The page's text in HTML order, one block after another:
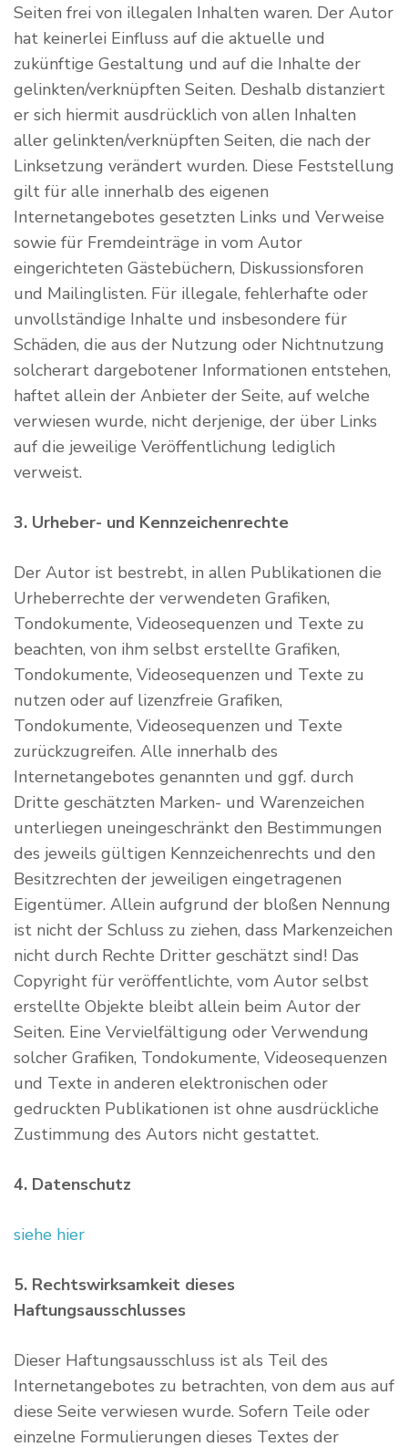
Seiten frei von illegalen Inhalten waren. Der Autor
hat keinerlei Einfluss auf die aktuelle und
zukünftige Gestaltung und auf die Inhalte der
gelinkten/verknüpften Seiten. Deshalb distanziert
er sich hiermit ausdrücklich von allen Inhalten
aller gelinkten/verknüpften Seiten, die nach der
Linksetzung verändert wurden. Diese Feststellung
gilt für alle innerhalb des eigenen
Internetangebotes gesetzten Links und Verweise
sowie für Fremdeinträge in vom Autor
eingerichteten Gästebüchern, Diskussionsforen
und Mailinglisten. Für illegale, fehlerhafte oder
unvollständige Inhalte und insbesondere für
Schäden, die aus der Nutzung oder Nichtnutzung
solcherart dargebotener Informationen entstehen,
haftet allein der Anbieter der Seite, auf welche
verwiesen wurde, nicht derjenige, der über Links
auf die jeweilige Veröffentlichung lediglich
verweist.
3. Urheber- und Kennzeichenrechte
Der Autor ist bestrebt, in allen Publikationen die
Urheberrechte der verwendeten Grafiken,
Tondokumente, Videosequenzen und Texte zu
beachten, von ihm selbst erstellte Grafiken,
Tondokumente, Videosequenzen und Texte zu
nutzen oder auf lizenzfreie Grafiken,
Tondokumente, Videosequenzen und Texte
zurückzugreifen. Alle innerhalb des
Internetangebotes genannten und ggf. durch
Dritte geschätzten Marken- und Warenzeichen
unterliegen uneingeschränkt den Bestimmungen
des jeweils gültigen Kennzeichenrechts und den
Besitzrechten der jeweiligen eingetragenen
Eigentümer. Allein aufgrund der bloßen Nennung
ist nicht der Schluss zu ziehen, dass Markenzeichen
nicht durch Rechte Dritter geschätzt sind! Das
Copyright für veröffentlichte, vom Autor selbst
erstellte Objekte bleibt allein beim Autor der
Seiten. Eine Vervielfältigung oder Verwendung
solcher Grafiken, Tondokumente, Videosequenzen
und Texte in anderen elektronischen oder
gedruckten Publikationen ist ohne ausdrückliche
Zustimmung des Autors nicht gestattet.
4. Datenschutz
siehe hier
5. Rechtswirksamkeit dieses
Haftungsausschlusses
Dieser Haftungsausschluss ist als Teil des
Internetangebotes zu betrachten, von dem aus auf
diese Seite verwiesen wurde. Sofern Teile oder
einzelne Formulierungen dieses Textes der